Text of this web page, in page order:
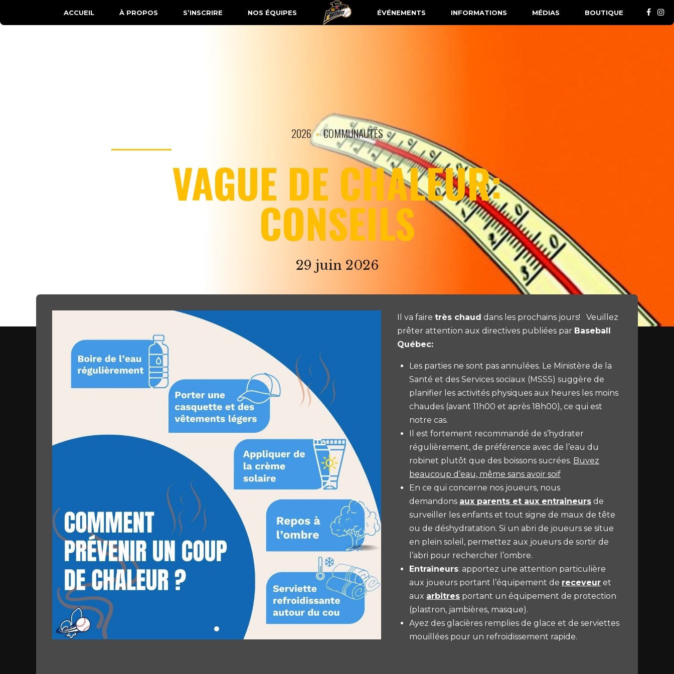
ACCUEIL À PROPOS S’INSCRIRE NOS ÉQUIPES ÉVÉNEMENTS INFORMATIONS MÉDIAS BOUTIQUE
2026 COMMUNAUTÉS
VAGUE DE CHALEUR:
CONSEILS
29 juin 2026
Il va faire très chaud dans les prochains jours! Veuillez
prêter attention aux directives publiées par Baseball
Québec:
Les parties ne sont pas annulées. Le Ministère de la
Santé et des Services sociaux (MSSS) suggère de
planifier les activités physiques aux heures les moins
chaudes (avant 11h00 et après 18h00), ce qui est
notre cas.
Il est fortement recommandé de s’hydrater
régulièrement, de préférence avec de l’eau du
robinet plutôt que des boissons sucrées. Buvez
beaucoup d’eau, même sans avoir soif
En ce qui concerne nos joueurs, nous
demandons aux parents et aux entraineurs de
surveiller les enfants et tout signe de maux de tête
ou de déshydratation. Si un abri de joueurs se situe
en plein soleil, permettez aux joueurs de sortir de
l’abri pour rechercher l’ombre.
Entraîneurs: apportez une attention particulière
aux joueurs portant l’équipement de receveur et
aux arbitres portant un équipement de protection
(plastron, jambières, masque).
Ayez des glacières remplies de glace et de serviettes
mouillées pour un refroidissement rapide.